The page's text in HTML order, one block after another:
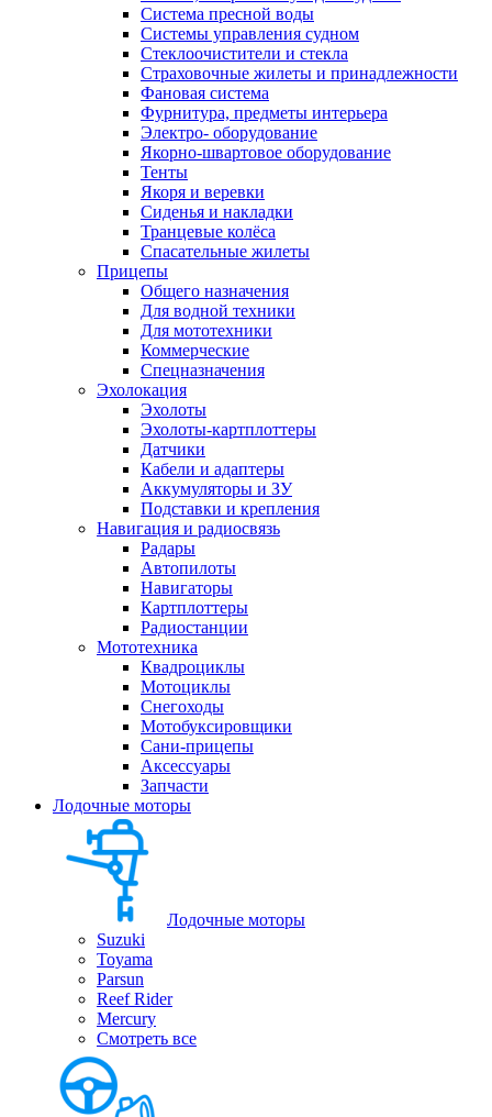
Система пресной воды
Системы управления судном
Стеклоочистители и стекла
Страховочные жилеты и принадлежности
Фановая система
Фурнитура, предметы интерьера
Электро- оборудование
Якорно-швартовое оборудование
Тенты
Якоря и веревки
Сиденья и накладки
Транцевые колёса
Спасательные жилеты
Прицепы
Общего назначения
Для водной техники
Для мототехники
Коммерческие
Спецназначения
Эхолокация
Эхолоты
Эхолоты-картплоттеры
Датчики
Кабели и адаптеры
Аккумуляторы и ЗУ
Подставки и крепления
Навигация и радиосвязь
Радары
Автопилоты
Навигаторы
Картплоттеры
Радиостанции
Мототехника
Квадроциклы
Мотоциклы
Снегоходы
Мотобуксировщики
Сани-прицепы
Аксессуары
Запчасти
Лодочные моторы
Лодочные моторы
Suzuki
Toyama
Parsun
Reef Rider
Mercury
Смотреть все